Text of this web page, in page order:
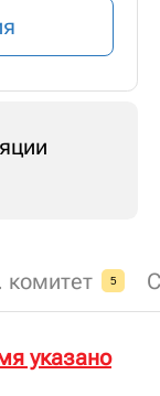
комитет 5
указано